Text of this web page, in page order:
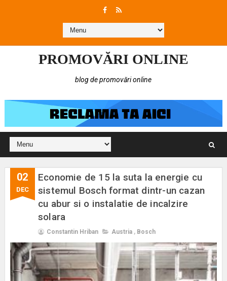
PROMOVĂRI ONLINE
blog de promovări online
02
DEC
Economie de 15 la suta la energie cu
sistemul Bosch format dintr-un cazan
cu abur si o instalatie de incalzire
solara
Constantin Hriban Austria , Bosch